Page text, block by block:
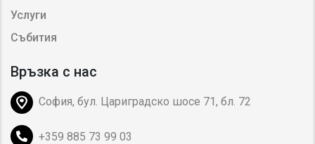
Услуги
Събития
Връзка с нас
София, бул. Цариградско шосе 71, бл. 72
+359 885 73 99 03